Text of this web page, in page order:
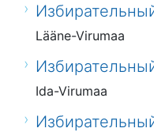
Lääne-Virumaa
Ida-Virumaa